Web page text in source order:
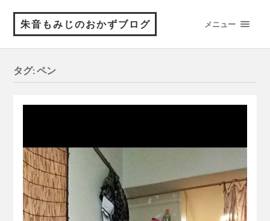
朱音もみじのおかずブログ メニュー
タグ:ペン